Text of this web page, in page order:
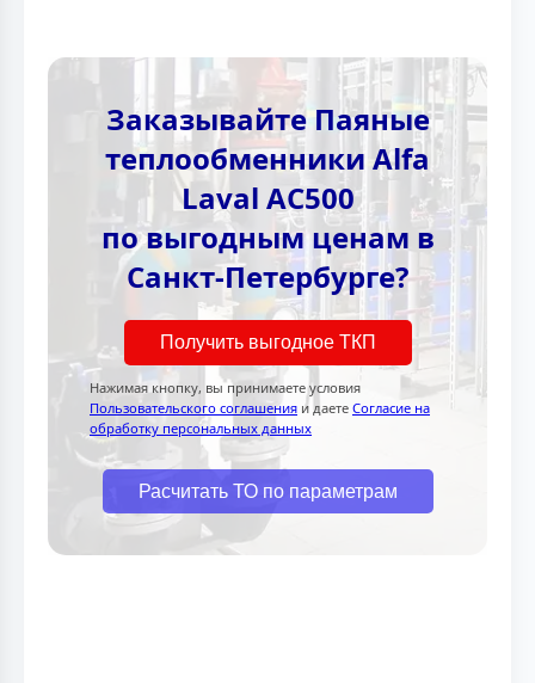
Заказывайте Паяные
теплообменники Alfa
Laval AC500
по выгодным ценам в
Санкт-Петербурге?
Получить выгодное ТКП
Нажимая кнопку, вы принимаете условия
Пользовательского соглашения и даете Согласие на
обработку персональных данных
Расчитать ТО по параметрам